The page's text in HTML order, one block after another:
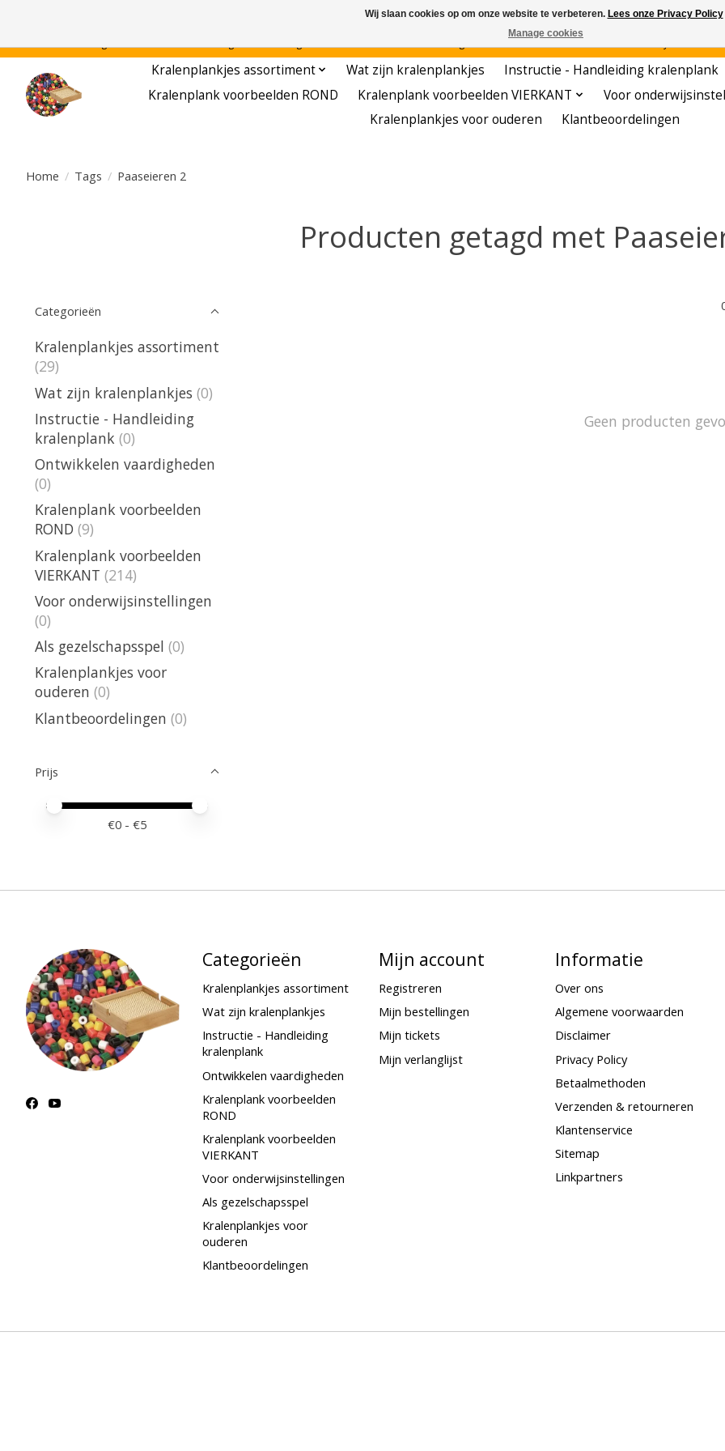
Kralenplankjes assortiment Wat zijn kralenplankjes Instructie - Handleiding kralenplank
Kralenplank voorbeelden ROND
Kralenplank voorbeelden VIERKANT Voor
Kralenplankjes voor ouderen
Klantbeoordelingen
Home / Tags / Paaseieren 2
Producten getagd met
Categorieën
Kralenplankjes assortiment
(29)
Wat zijn kralenplankjes (0)
Instructie - Handleiding
kralenplank (0)
Ontwikkelen vaardigheden
(0)
Kralenplank voorbeelden
ROND (9)
Kralenplank voorbeelden
VIERKANT (214)
Voor onderwijsinstellingen
(0)
Als gezelschapsspel (0)
Kralenplankjes voor
ouderen (0)
Klantbeoordelingen (0)
Prijs
Minimale prijswaarde
Price maximum value
€0 - €5
Geen producten
Categorieën
Kralenplankjes assortiment
Wat zijn kralenplankjes
Instructie - Handleiding
kralenplank
Ontwikkelen vaardigheden
Kralenplank voorbeelden
ROND
Kralenplank voorbeelden
VIERKANT
Voor onderwijsinstellingen
Als gezelschapsspel
Kralenplankjes voor
ouderen
Klantbeoordelingen
Mijn account
Registreren
Mijn bestellingen
Mijn tickets
Mijn verlanglijst
Informatie
Over ons
Algemene voorwaarden
Disclaimer
Privacy Policy
Betaalmethoden
Verzenden & retourneren
Klantenservice
Sitemap
Linkpartners
Wij slaan cookies op om onze website te verbeteren. Lees onze Privacy Policy
Manage cookies